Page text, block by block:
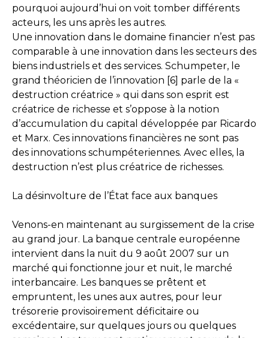
pourquoi aujourd’hui on voit tomber différents
acteurs, les uns après les autres.
Une innovation dans le domaine financier n’est pas
comparable à une innovation dans les secteurs des
biens industriels et des services. Schumpeter, le
grand théoricien de l’innovation [6] parle de la «
destruction créatrice » qui dans son esprit est
créatrice de richesse et s’oppose à la notion
d’accumulation du capital développée par Ricardo
et Marx. Ces innovations financières ne sont pas
des innovations schumpéteriennes. Avec elles, la
destruction n’est plus créatrice de richesses.
La désinvolture de l’État face aux banques
Venons-en maintenant au surgissement de la crise
au grand jour. La banque centrale européenne
intervient dans la nuit du 9 août 2007 sur un
marché qui fonctionne jour et nuit, le marché
interbancaire. Les banques se prêtent et
empruntent, les unes aux autres, pour leur
trésorerie provisoirement déficitaire ou
excédentaire, sur quelques jours ou quelques